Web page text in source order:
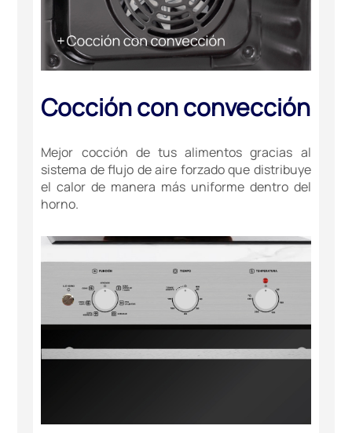
Cocción con convección
Mejor cocción de tus alimentos gracias al
sistema de flujo de aire forzado que distribuye
el calor de manera más uniforme dentro del
horno.